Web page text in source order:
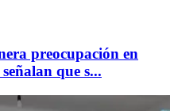
preocupación en
que s...